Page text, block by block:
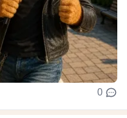
0